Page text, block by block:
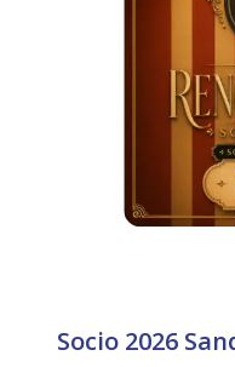
Socio 2026